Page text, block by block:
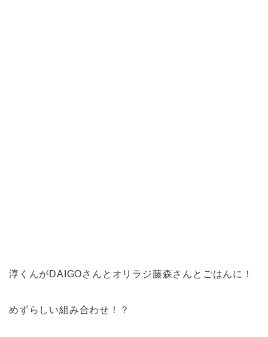
淳くんがDAIGOさんとオリラジ藤森さんとごはんに！
めずらしい組み合わせ！？